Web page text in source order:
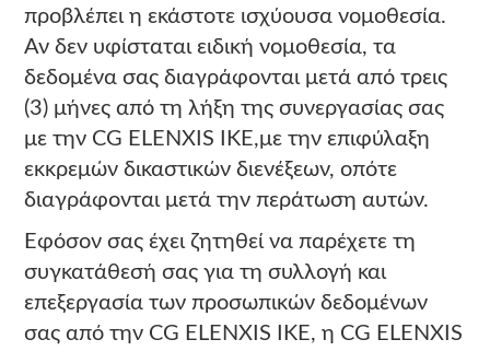
προβλέπει η εκάστοτε ισχύουσα νομοθεσία.
Αν δεν υφίσταται ειδική νομοθεσία, τα
δεδομένα σας διαγράφονται μετά από τρεις
(3) μήνες από τη λήξη της συνεργασίας σας
με την CG ELENXIS ΙΚΕ,με την επιφύλαξη
εκκρεμών δικαστικών διενέξεων, οπότε
διαγράφονται μετά την περάτωση αυτών.
Εφόσον σας έχει ζητηθεί να παρέχετε τη
συγκατάθεσή σας για τη συλλογή και
επεξεργασία των προσωπικών δεδομένων
σας από την CG ELENXIS ΙΚΕ, η CG ELENXIS